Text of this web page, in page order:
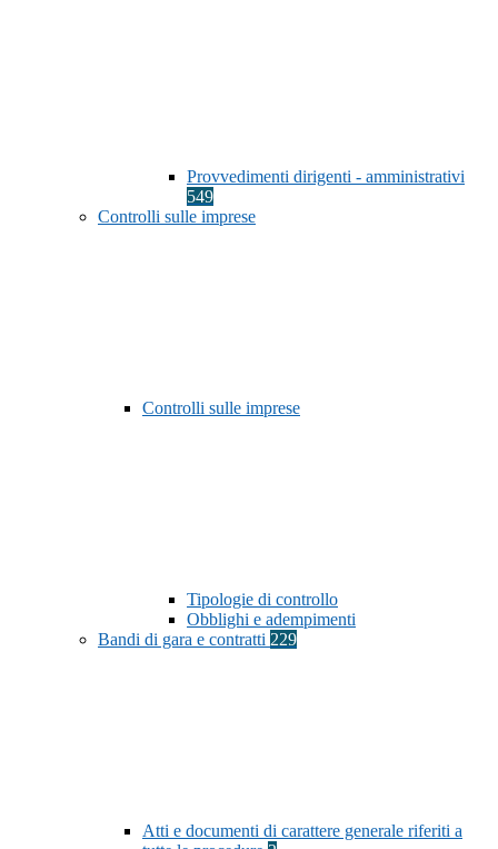
Provvedimenti dirigenti - amministrativi
549
Controlli sulle imprese
Controlli sulle imprese
Tipologie di controllo
Obblighi e adempimenti
Bandi di gara e contratti 229
Atti e documenti di carattere generale riferiti a